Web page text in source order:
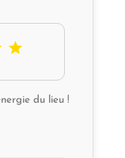

du lieu !